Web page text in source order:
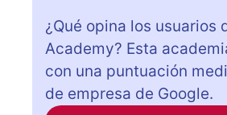
¿Qué opina los usuarios
Academy? Esta
con una puntuación
de empresa de Google.